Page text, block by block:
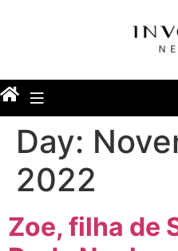
Day:
2022
Zoe, filha de